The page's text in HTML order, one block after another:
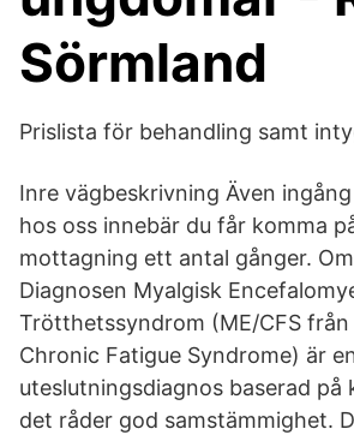
Sörmland
Prislista för behandling samt
Inre vägbeskrivning Även
hos oss innebär du får komma
mottagning ett antal gånger.
Diagnosen Myalgisk
Trötthetssyndrom (ME/CFS från
Chronic Fatigue Syndrome) är
uteslutningsdiagnos baserad på
det råder god samstämmighet.